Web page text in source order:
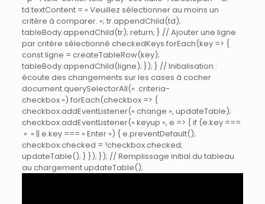
td.textContent = « Veuillez sélectionner au moins un
critère à comparer. »; tr.appendChild(td);
tableBody.appendChild(tr); return; } // Ajouter une ligne
par critère sélectionné checkedKeys.forEach(key => {
const ligne = createTableRow(key);
tableBody.appendChild(ligne); }); } // Initialisation :
écoute des changements sur les cases à cocher
document.querySelectorAll(« .criteria-
checkbox »).forEach(checkbox => {
checkbox.addEventListener(« change », updateTable);
checkbox.addEventListener(« keyup », e => { if (e.key ===
» » || e.key === « Enter ») { e.preventDefault();
checkbox.checked = !checkbox.checked;
updateTable(); } }); }); // Remplissage initial du tableau
au chargement updateTable();